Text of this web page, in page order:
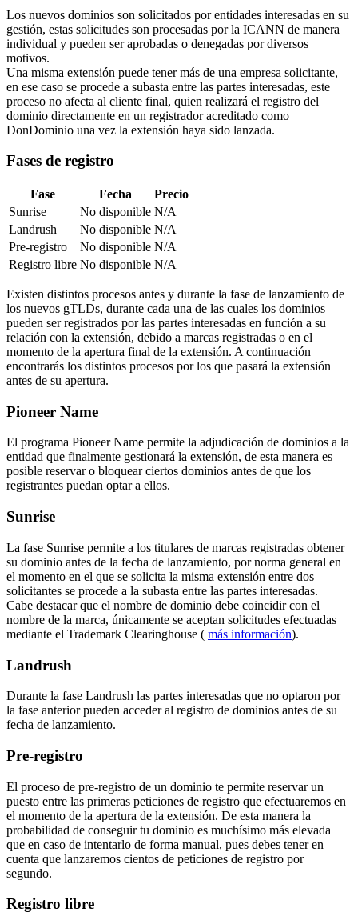
Los nuevos dominios son solicitados por entidades interesadas en su
gestión, estas solicitudes son procesadas por la ICANN de manera
individual y pueden ser aprobadas o denegadas por diversos
motivos.
Una misma extensión puede tener más de una empresa solicitante,
en ese caso se procede a subasta entre las partes interesadas, este
proceso no afecta al cliente final, quien realizará el registro del
dominio directamente en un registrador acreditado como
DonDominio una vez la extensión haya sido lanzada.
Fases de registro
Fase Fecha
Precio
Sunrise
No disponible N/A
Landrush
No disponible N/A
Pre-registro
No disponible N/A
Registro libre No disponible N/A
Existen distintos procesos antes y durante la fase de lanzamiento de
los nuevos gTLDs, durante cada una de las cuales los dominios
pueden ser registrados por las partes interesadas en función a su
relación con la extensión, debido a marcas registradas o en el
momento de la apertura final de la extensión. A continuación
encontrarás los distintos procesos por los que pasará la extensión
antes de su apertura.
Pioneer Name
El programa Pioneer Name permite la adjudicación de dominios a la
entidad que finalmente gestionará la extensión, de esta manera es
posible reservar o bloquear ciertos dominios antes de que los
registrantes puedan optar a ellos.
Sunrise
La fase Sunrise permite a los titulares de marcas registradas obtener
su dominio antes de la fecha de lanzamiento, por norma general en
el momento en el que se solicita la misma extensión entre dos
solicitantes se procede a la subasta entre las partes interesadas.
Cabe destacar que el nombre de dominio debe coincidir con el
nombre de la marca, únicamente se aceptan solicitudes efectuadas
mediante el Trademark Clearinghouse ( más información).
Landrush
Durante la fase Landrush las partes interesadas que no optaron por
la fase anterior pueden acceder al registro de dominios antes de su
fecha de lanzamiento.
Pre-registro
El proceso de pre-registro de un dominio te permite reservar un
puesto entre las primeras peticiones de registro que efectuaremos en
el momento de la apertura de la extensión. De esta manera la
probabilidad de conseguir tu dominio es muchísimo más elevada
que en caso de intentarlo de forma manual, pues debes tener en
cuenta que lanzaremos cientos de peticiones de registro por
segundo.
Registro libre